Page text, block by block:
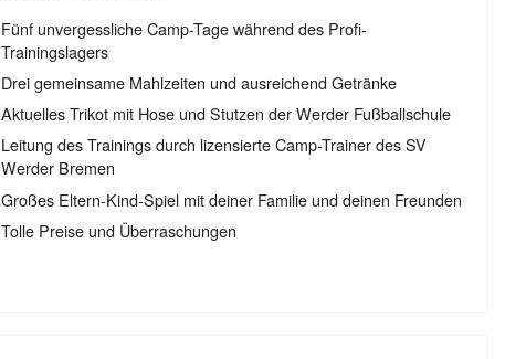
Fünf unvergessliche Camp-Tage während des Profi-
Trainingslagers
Drei gemeinsame Mahlzeiten und ausreichend Getränke
Aktuelles Trikot mit Hose und Stutzen der Werder Fußballschule
Leitung des Trainings durch lizensierte Camp-Trainer des SV
Werder Bremen
Großes Eltern-Kind-Spiel mit deiner Familie und deinen Freunden
Tolle Preise und Überraschungen